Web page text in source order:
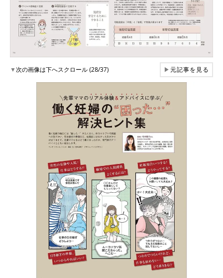
▼次の画像は下へスクロール (28/37) ▶元記事を見る